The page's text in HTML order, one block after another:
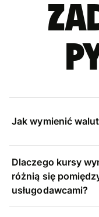
Jak wymienić
Dlaczego kursy
różnią się
usługodawcami?